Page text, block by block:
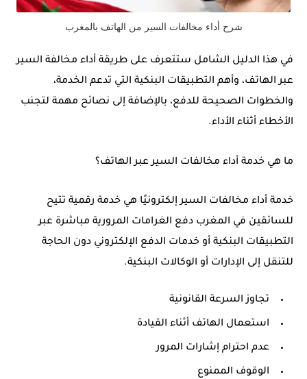
شرح أداء مخالفات السير من الهاتف بالمغرب
في هذا الدليل الشامل ستتعرف على طريقة أداء مخالفة السير
عبر الهاتف، وأهم التطبيقات البنكية التي تدعم الخدمة،
والخطوات الصحيحة للدفع، بالإضافة إلى نصائح مهمة لتجنب
الأخطاء أثناء الأداء.
ما هي خدمة أداء مخالفات السير عبر الهاتف؟
خدمة أداء مخالفات السير إلكترونيًا هي خدمة رقمية تتيح
للسائقين في المغرب دفع الغرامات المرورية مباشرة عبر
التطبيقات البنكية أو خدمات الدفع الإلكتروني دون الحاجة
للتنقل إلى الإدارات أو الوكالات البنكية.
تجاوز السرعة القانونية
استعمال الهاتف أثناء القيادة
عدم احترام إشارات المرور
الوقوف الممنوع